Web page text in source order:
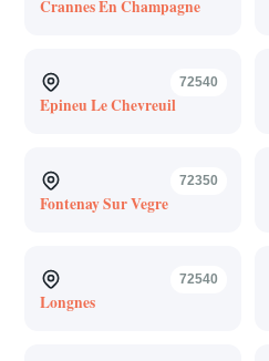
Crannes En Champagne
72540
Epineu Le Chevreuil
72350
Fontenay Sur Vegre
72540
Longnes